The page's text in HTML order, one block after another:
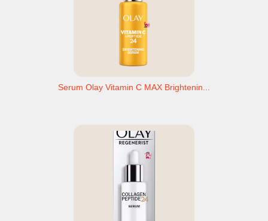
Serum Olay Vitamin C MAX Brightenin...